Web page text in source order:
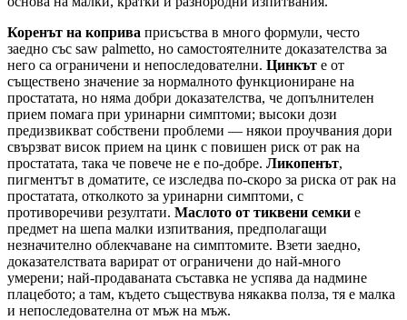
Коренът на коприва присъства в много формули, често
заедно със saw palmetto, но самостоятелните доказателства за
него са ограничени и непоследователни. Цинкът е от
съществено значение за нормалното функциониране на
простатата, но няма добри доказателства, че допълнителен
прием помага при уринарни симптоми; высоки дози
предизвикват собствени проблеми — някои проучвания дори
свързват висок прием на цинк с повишен риск от рак на
простатата, така че повече не е по-добре. Ликопенът,
пигментът в доматите, се изследва по-скоро за риска от рак на
простатата, отколкото за уринарни симптоми, с
противоречиви резултати. Маслото от тиквени семки е
предмет на шепа малки изпитвания, предполагащи
незначително облекчаване на симптомите. Взети заедно,
доказателствата варират от ограничени до най-много
умерени; най-продаваната съставка не успява да надмине
плацебото; а там, където съществува някаква полза, тя е малка
и непоследователна от мъж на мъж.